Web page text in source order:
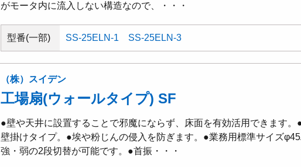
がモータ内に流入しない構造なので、・・・
型番(一部) SS-25ELN-1 SS-25ELN-3
（株）スイデン
工場扇(ウォールタイプ) SF
●壁や天井に設置することで邪魔にならず、床面を有効活用できます。
壁掛けタイプ。●埃や粉じんの侵入を防ぎます。●業務用標準サイズ
強・弱の2段切替が可能です。●首振・・・